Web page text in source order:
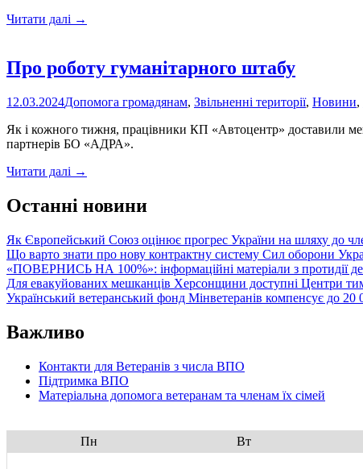
Читати далі «Досвід
поваги»
—
Україні
кампанія
проєкту
як?»
участі
→
Про роботу гуманітарного штабу
12.03.2024Допомога громадянам, Звільненні території, Новини,
Як і кожного тижня, працівники КП «Автоцентр» доставили
партнерів БО «АДРА».
Читати далі Про
гуманітарного
штабу
→
Останні новини
Як Європейський Союз оцінює прогрес України на шляху до
Що варто знати про нову контрактну систему Сил оборони
«ПОВЕРНИСЬ НА 100%»: інформаційні матеріали з протидії
Для евакуйованих мешканців Херсонщини доступні Центри
Український ветеранський фонд Мінветеранів компенсує до 20
Важливо
Контакти для Ветеранів з числа ВПО
Підтримка ВПО
Матеріальна допомога ветеранам та членам їх сімей
Пн
Вт